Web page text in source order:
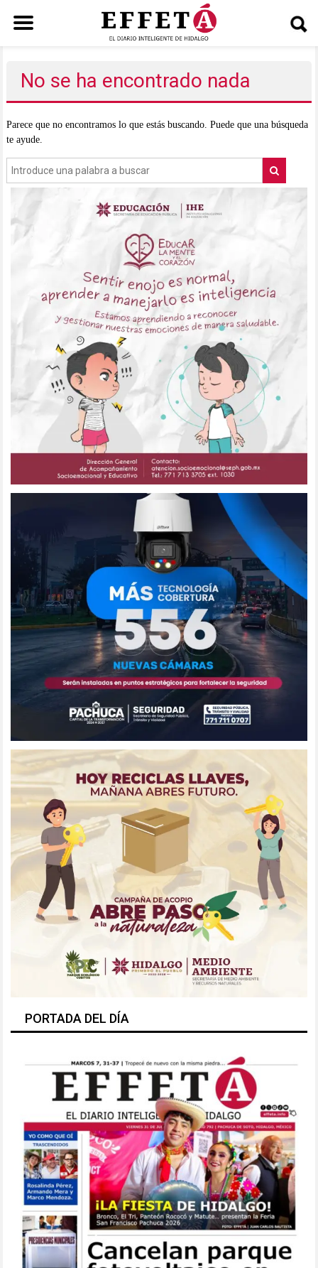
contenido
No se ha encontrado nada
Parece que no encontramos lo que estás buscando. Puede que una búsqueda
te ayude.
PORTADA DEL DÍA